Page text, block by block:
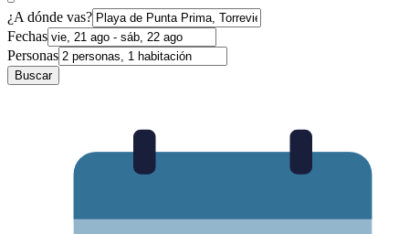
¿A dónde vas?
Fechas
Personas
Buscar